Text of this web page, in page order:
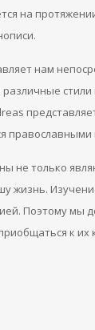
на
нам
стили
не только
жизнь.
Поэтому мы
к их